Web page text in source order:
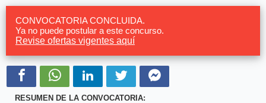
CONVOCATORIA CONCLUIDA.
Ya no puede postular a este concurso.
Revise ofertas vigentes aquí
RESUMEN DE LA CONVOCATORIA: